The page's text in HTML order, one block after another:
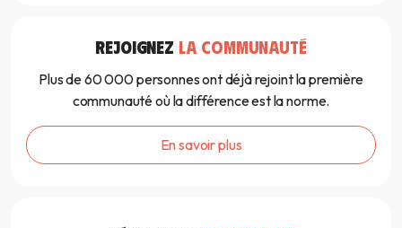
REJOIGNEZ LA COMMUNAUTÉ
Plus de 60 000 personnes ont déjà rejoint la première
communauté où la différence est la norme.
En savoir plus